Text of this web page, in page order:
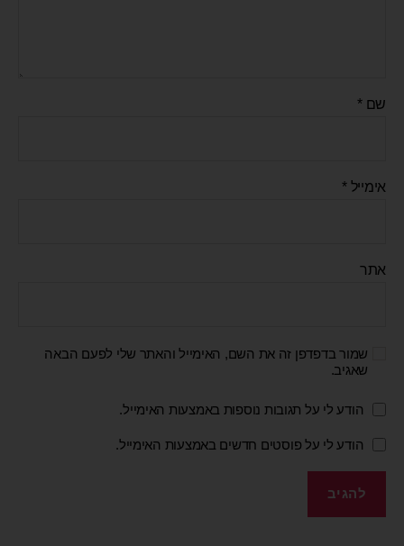
שם*
אימייל*
אתר
שמור בדפדפן זה את השם, האימייל והאתר שלי לפעם הבאה
שאגיב.
הודע לי על תגובות נוספות באמצעות האימייל.
הודע לי על פוסטים חדשים באמצעות האימייל.